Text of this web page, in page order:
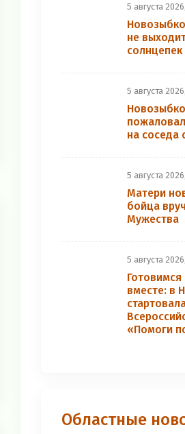
5 августа
не
солнцепек
5 августа
на соседа
5 августа
Матери
бойца
Мужества
5 августа
вместе: в
«Помоги
Областные